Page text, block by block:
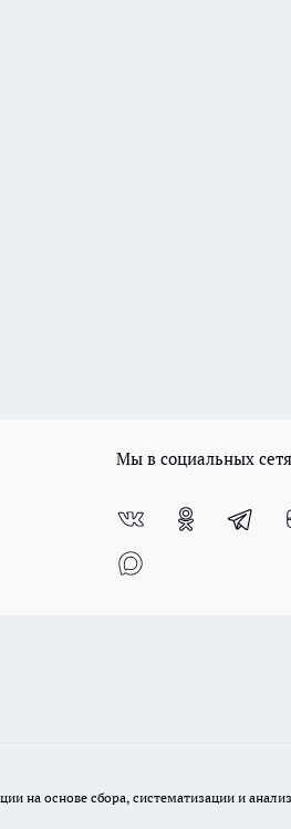
Мы в социальных
основе сбора, систематизации и